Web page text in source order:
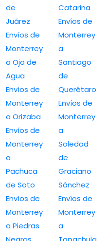
de
Juárez
Envíos de
Monterrey
a Ojo de
Agua
Envíos de
Monterrey
a Orizaba
Envíos de
Monterrey
a
Pachuca
de Soto
Envíos de
Monterrey
a Piedras
Catarina
Envíos de
Monterrey
a
Santiago
de
Querétaro
Envíos de
Monterrey
a
Soledad
de
Graciano
Sánchez
Envíos de
Monterrey
a